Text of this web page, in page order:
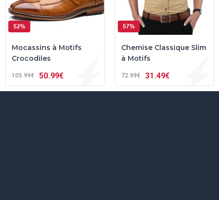
52%
Mocassins à Motifs
Crocodiles
105 99€ 50 99€
57%
Chemise Classique Slim
à Motifs
72 99€ 31 49€